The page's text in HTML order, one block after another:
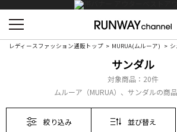
レディースファッション通販トップ MURUA(ムルーア)
サンダル
対象商品： 20件
ムルーア（MURUA）、サンダルの商品
絞り込み 並び替え